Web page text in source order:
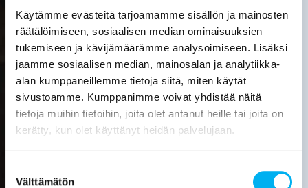
Käytämme evästeitä tarjoamamme sisällön ja mainosten
räätälöimiseen, sosiaalisen median ominaisuuksien
tukemiseen ja kävijämäärämme analysoimiseen. Lisäksi
jaamme sosiaalisen median, mainosalan ja analytiikka-
alan kumppaneillemme tietoja siitä, miten käytät
sivustoamme. Kumppanimme voivat yhdistää näitä
tietoja muihin tietoihin, joita olet antanut heille tai joita on
kerätty, kun olet käyttänyt heidän palvelujaan.
valinta
Välttämätön
tiedot
löytyvät
verottajan
sivuilta.
Laske
viemärin
sukituksen
hinta